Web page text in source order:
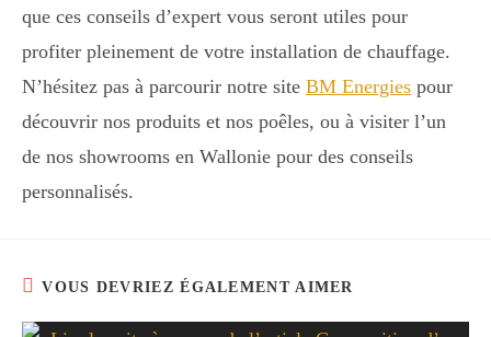
que ces conseils d’expert vous seront utiles pour
profiter pleinement de votre installation de chauffage.
N’hésitez pas à parcourir notre site BM Energies pour
découvrir nos produits et nos poêles, ou à visiter l’un
de nos showrooms en Wallonie pour des conseils
personnalisés.
VOUS DEVRIEZ ÉGALEMENT AIMER